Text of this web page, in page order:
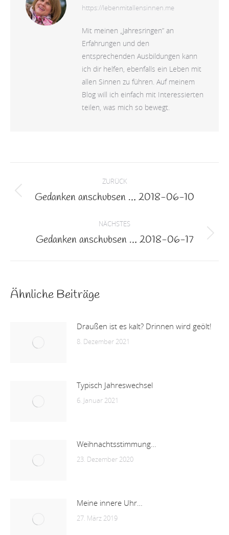
https://lebenmitallensinnen.me
Mit meinen „Jahresringen” an
Erfahrungen und den
entsprechenden Ausbildungen kann
ich dir helfen, ebenfalls ein Leben mit
allen Sinnen zu führen. Auf meinem
Blog will ich einfach mit Interessierten
teilen, was mich so bewegt.
Kommentarnavigation
ZURÜCK
Vorheriger
Gedanken anschubsen … 2018-06-10
NÄCHSTES
Nächster
Gedanken anschubsen … 2018-06-17
Ähnliche Beiträge
Draußen ist es kalt? Drinnen wird geölt!
8. Dezember 2021
Typisch Jahreswechsel
6. Januar 2021
Weihnachtsstimmung…
23. Dezember 2020
Meine innere Uhr…
27. März 2019